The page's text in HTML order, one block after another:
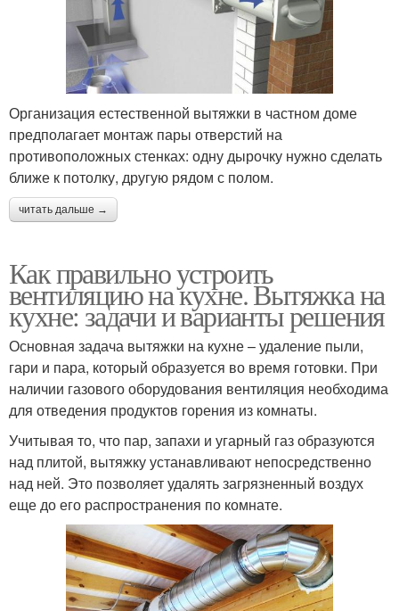
Организация естественной вытяжки в частном доме
предполагает монтаж пары отверстий на
противоположных стенках: одну дырочку нужно сделать
ближе к потолку, другую рядом с полом.
читать дальше →
Как правильно устроить
вентиляцию на кухне. Вытяжка на
кухне: задачи и варианты решения
Основная задача вытяжки на кухне – удаление пыли,
гари и пара, который образуется во время готовки. При
наличии газового оборудования вентиляция необходима
для отведения продуктов горения из комнаты.
Учитывая то, что пар, запахи и угарный газ образуются
над плитой, вытяжку устанавливают непосредственно
над ней. Это позволяет удалять загрязненный воздух
еще до его распространения по комнате.